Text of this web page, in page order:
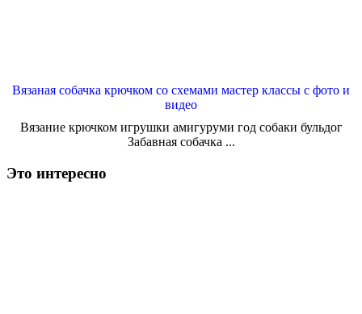
Вязаная собачка крючком со схемами мастер классы с фото и
видео
Вязание крючком игрушки амигуруми год собаки бульдог
Забавная собачка ...
Это интересно